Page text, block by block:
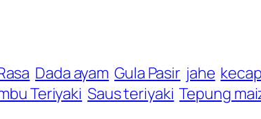
Dada ayam Gula Pasir jahe
Teriyaki Saus teriyaki Tepung